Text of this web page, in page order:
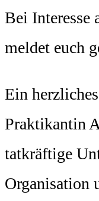
Bei Interesse
meldet euch
Ein
Praktikantin
tatkräftige
Organisation